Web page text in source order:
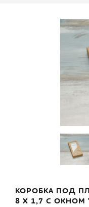
КОРОБКА ПОД
8 Х 1,7 С ОКНОМ